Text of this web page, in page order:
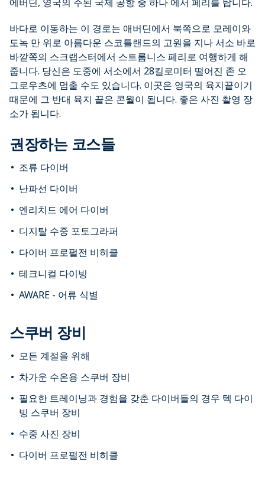
바다로 이동하는 이 경로는 애버딘에서 북쪽으로 모레이와
도녹 만 위로 아름다운 스코틀랜드의 고원을 지나 서소 바로
바깥쪽의 스크랩스터에서 스트롬니스 페리로 여행하게 해
줍니다. 당신은 도중에 서소에서 28킬로미터 떨어진 존 오
그로우츠에 멈출 수도 있습니다. 이곳은 영국의 육지끝이기
때문에 그 반대 육지 끝은 콘월이 됩니다. 좋은 사진 촬영 장
소가 됩니다.
권장하는 코스들
조류 다이버
난파선 다이버
엔리치드 에어 다이버
디지탈 수중 포토그라퍼
다이버 프로펄전 비히클
테크니컬 다이빙
AWARE - 어류 식별
스쿠버 장비
모든 계절을 위해
차가운 수온용 스쿠버 장비
필요한 트레이닝과 경험을 갖춘 다이버들의 경우 텍 다이
빙 스쿠버 장비
수중 사진 장비
다이버 프로펄전 비히클